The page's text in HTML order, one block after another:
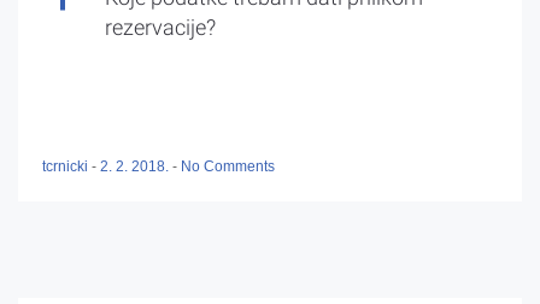
rezervacije?
tcrnicki - 2. 2. 2018. - No Comments